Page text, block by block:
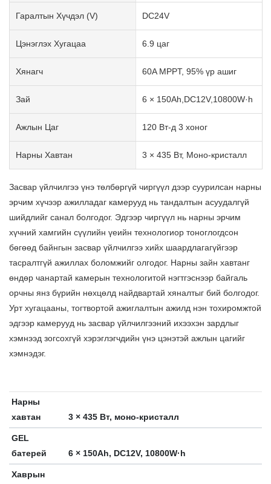
Гаралтын Хүчдэл (V) DC24V
Цэнэглэх Хугацаа 6.9 цаг
Хянагч 60A MPPT, 95% үр ашиг
Зай 6 × 150Ah,DC12V,10800W·h
Ажлын Цаг 120 Вт-д 3 хоног
Нарны Хавтан 3 × 435 Вт, Моно-кристалл
Засвар үйлчилгээ үнэ төлбөргүй чиргүүл дээр суурилсан нарны
эрчим хүчээр ажилладаг камерууд нь тандалтын асуудалгүй
шийдлийг санал болгодог. Эдгээр чиргүүл нь нарны эрчим
хүчний хамгийн сүүлийн үеийн технологиор тоноглогдсон
бөгөөд байнгын засвар үйлчилгээ хийх шаардлагагүйгээр
тасралтгүй ажиллах боломжийг олгодог. Нарны зайн хавтанг
өндөр чанартай камерын технологитой нэгтгэснээр байгаль
орчны янз бүрийн нөхцөлд найдвартай хяналтыг бий болгодог.
Урт хугацааны, тогтвортой ажиглалтын ажилд нэн тохиромжтой
эдгээр камерууд нь засвар үйлчилгээний ихээхэн зардлыг
хэмнээд зогсохгүй хэрэглэгчдийн үнэ цэнэтэй ажлын цагийг
хэмнэдэг.
Нарны
хавтан
3 × 435 Вт, моно-кристалл
GEL
батерей
6 × 150Ah, DC12V, 10800W·h
Хаврын